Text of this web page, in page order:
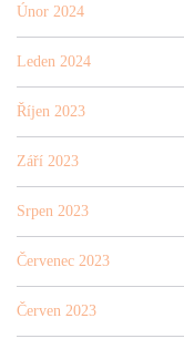
Únor 2024
Leden 2024
Říjen 2023
Září 2023
Srpen 2023
Červenec 2023
Červen 2023